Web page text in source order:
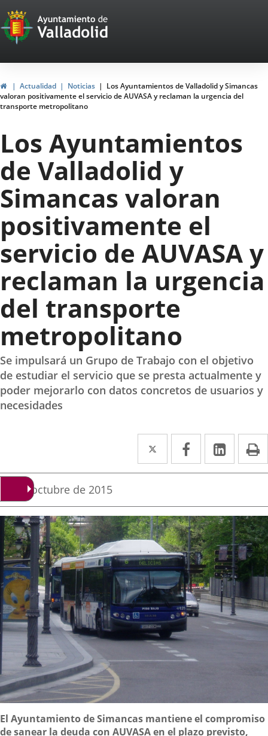
Portal
Web
del
Ayuntamiento
de
Valladolid
HomeActualidad Noticias
Los Ayuntamientos de Valladolid y Simancas
valoran positivamente el servicio de AUVASA y reclaman la urgencia del
transporte metropolitano
Los Ayuntamientos
de Valladolid y
Simancas valoran
positivamente el
servicio de AUVASA y
reclaman la urgencia
del transporte
metropolitano
Se impulsará un Grupo de Trabajo con el objetivo
de estudiar el servicio que se presta actualmente y
poder mejorarlo con datos concretos de usuarios y
necesidades
Twitter
Enlace
a
aplicación
externa.
Facebook
Enlace
a
aplicación
externa.
Enlace
a
Fecha
de
la
noticia
26 de octubre de 2015
Descripción
El Ayuntamiento de Simancas mantiene el compromiso
de sanear la deuda con AUVASA en el plazo previsto,